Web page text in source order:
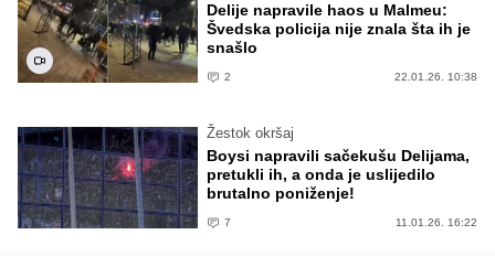
Delije napravile haos u Malmeu:
Švedska policija nije znala šta ih je
snašlo
2 22.01.26. 10:38
Žestok okršaj
Boysi napravili sačekušu Delijama,
pretukli ih, a onda je uslijedilo
brutalno poniženje!
7 11.01.26. 16:22